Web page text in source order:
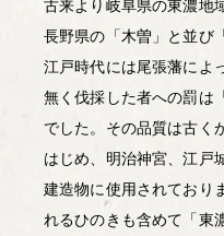
古来より岐阜県の東濃地
長野県の「木曽」と並び
江戸時代には尾張藩によ
無く伐採した者への罰は
でした。その品質は古く
はじめ、明治神宮、江戸
建造物に使用されており
れるひのきも含めて「東